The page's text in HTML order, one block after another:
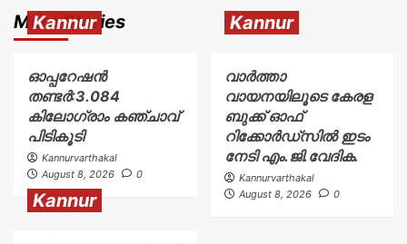
More Stories
Kannur
ഓപ്പറേഷൻ
തണ്ടർ:3.084
കിലോഗ്രാം കഞ്ചാവ്
പിടികൂടി
Kannurvarthakal
August 8, 2026
0
Kannur
വാർത്താ
വായനയിലൂടെ കേരള
ബുക്ക് ഓഫ്
റിക്കോർഡ്സിൽ ഇടം
നേടി എം.ജി.വേദിക.
Kannurvarthakal
August 8, 2026
0
Kannur